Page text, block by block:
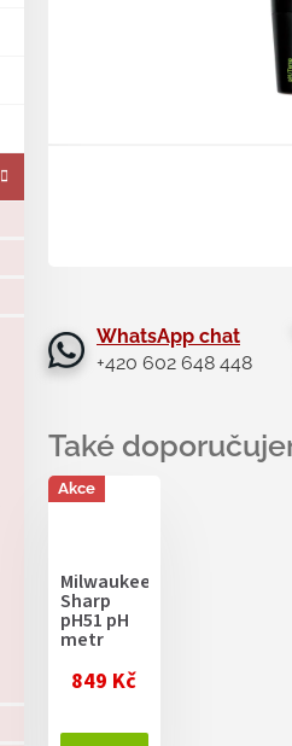
WhatsApp chat
+420 602 648 448
Akce
Milwaukee
Sharp
pH51 pH
metr
849 Kč